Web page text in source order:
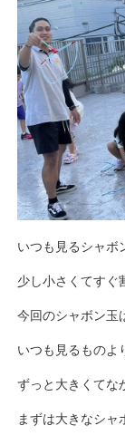
いつも見るシャボ
少し小さくてすぐ
今回のシャボン玉
いつも見るものよ
ずっと大きくてな
まずは大きなシャ